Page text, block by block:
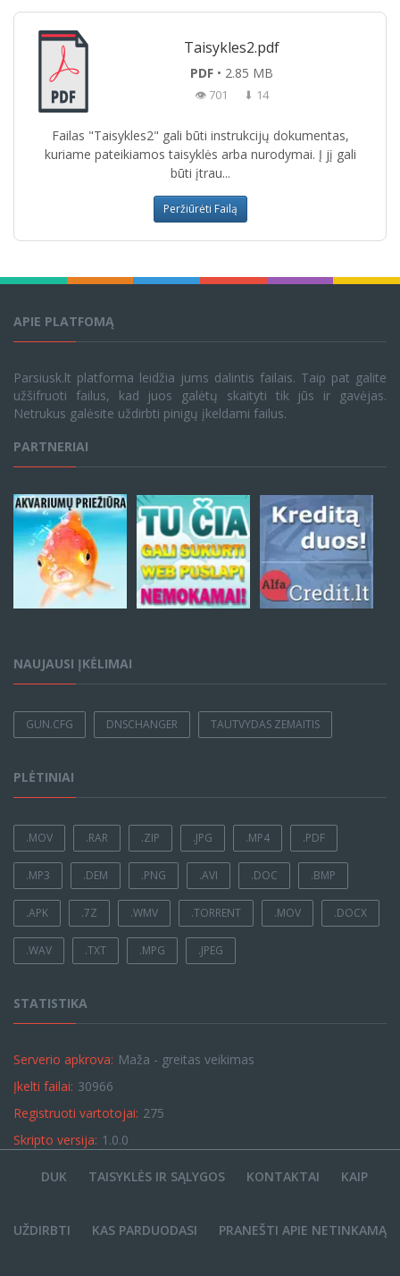
Taisykles2.pdf
PDF• 2.85 MB
👁 701 ⬇ 14
Failas "Taisykles2" gali būti instrukcijų dokumentas,
kuriame pateikiamos taisyklės arba nurodymai. Į jį gali
būti įtrau...
Peržiūrėti Failą
APIE PLATFOMĄ
Parsiusk.lt platforma leidžia jums dalintis failais. Taip pat galite
užšifruoti failus, kad juos galėtų skaityti tik jūs ir gavėjas.
Netrukus galėsite uždirbti pinigų įkeldami failus.
PARTNERIAI
NAUJAUSI ĮKĖLIMAI
GUN.CFG DNSCHANGER TAUTVYDAS ZEMAITIS
PLĖTINIAI
.MOV .RAR .ZIP .JPG .MP4 .PDF
.MP3 .DEM .PNG .AVI .DOC .BMP
.APK .7Z .WMV .TORRENT .MOV .DOCX
.WAV .TXT .MPG .JPEG
STATISTIKA
Serverio apkrova: Maža - greitas veikimas
Įkelti failai: 30966
Registruoti vartotojai: 275
Skripto versija: 1.0.0
DUK TAISYKLĖS IR SĄLYGOS KONTAKTAI KAIP
UŽDIRBTI KAS PARDUODASI PRANEŠTI APIE NETINKAMĄ